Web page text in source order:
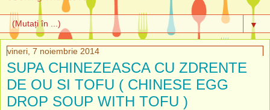
▼
vineri, 7 noiembrie 2014
SUPA CHINEZEASCA CU ZDRENTE
DE OU SI TOFU ( CHINESE EGG
DROP SOUP WITH TOFU )